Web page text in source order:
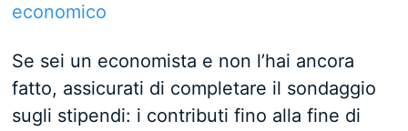
economico
Se sei un economista e non l’hai ancora
fatto, assicurati di completare il sondaggio
sugli stipendi: i contributi fino alla fine di